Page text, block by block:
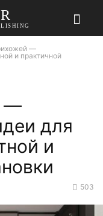
—
и практичной
—
для
и
503